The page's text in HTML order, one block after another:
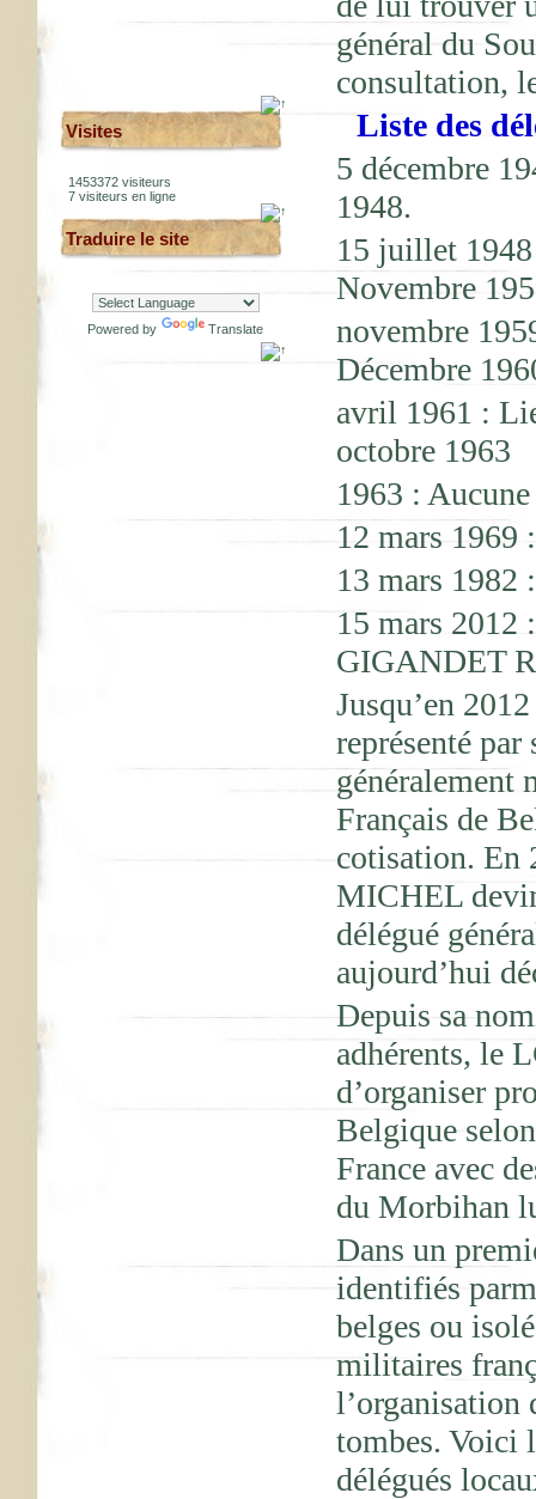
Visites
1453372 visiteurs
7 visiteurs en ligne
Traduire le site
Powered by Translate
général du
consultation,
Liste des
5 décembre
1948.
15 juillet
Novembre
novembre
Décembre
avril 1961 :
octobre 1963
1963 :
12 mars 1969
13 mars
15 mars
GIGANDET
Jusqu’en
représenté
généralement
Français de
cotisation. En
MICHEL
délégué
aujourd’hui
Depuis sa
adhérents, le
d’organiser
Belgique
France avec
du Morbihan
Dans un
identifiés
belges ou
militaires
l’organisation
tombes. Voici
délégués